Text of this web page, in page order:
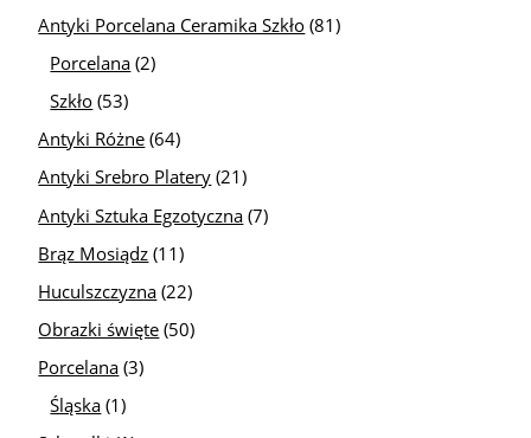
Antyki Porcelana Ceramika Szkło (81)
Porcelana (2)
Szkło (53)
Antyki Różne (64)
Antyki Srebro Platery (21)
Antyki Sztuka Egzotyczna (7)
Brąz Mosiądz (11)
Huculszczyzna (22)
Obrazki święte (50)
Porcelana (3)
Śląska (1)